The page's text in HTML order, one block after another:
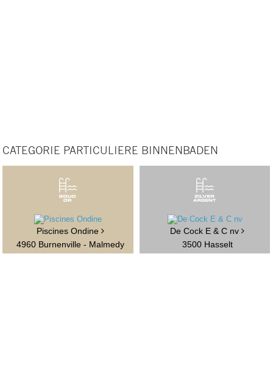
CATEGORIE PARTICULIERE BINNENBADEN
Piscines Ondine
4960 Burnenville - Malmedy
De Cock E & C nv
3500 Hasselt